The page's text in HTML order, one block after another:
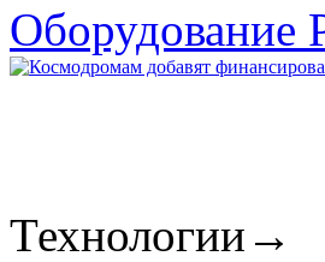
Оборудование
Технологии →